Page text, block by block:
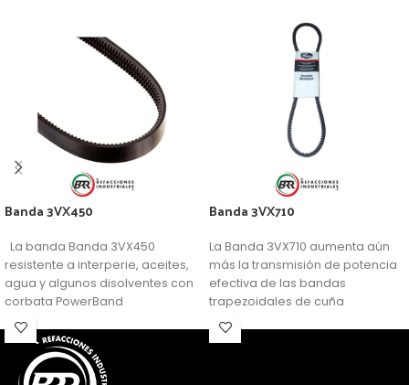
Banda 3VX450
La banda Banda 3VX450
resistente a interperie, aceites,
agua y algunos disolventes con
corbata PowerBand
Banda 3VX710
La Banda 3VX710 aumenta aún
más la transmisión de potencia
efectiva de las bandas
trapezoidales de cuña
profunda.